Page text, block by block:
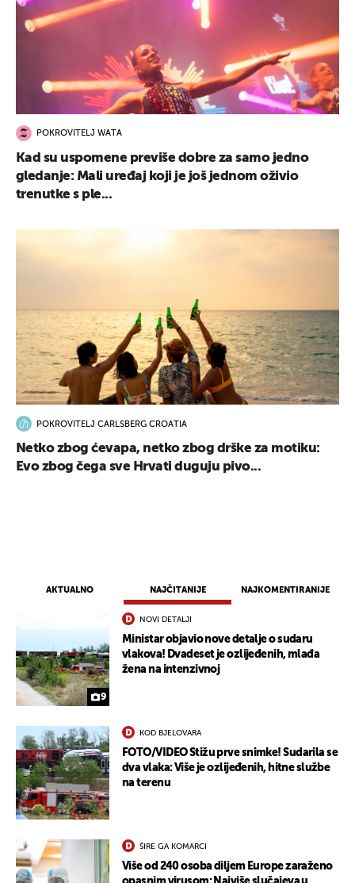
AKTUALNO NAJČITANIJE NAJKOMENTIRANIJE
9
NOVI DETALJI
Ministar objavio nove detalje o sudaru
vlakova! Dvadeset je ozlijeđenih, mlađa
žena na intenzivnoj
KOD BJELOVARA
FOTO/VIDEO Stižu prve snimke! Sudarila se
dva vlaka: Više je ozlijeđenih, hitne službe
na terenu
ŠIRE GA KOMARCI
Više od 240 osoba diljem Europe zaraženo
POKROVITELJ WATA
Kad su uspomene previše dobre za samo jedno
gledanje: Mali uređaj koji je još jednom oživio
trenutke s ple...
POKROVITELJ CARLSBERG CROATIA
Netko zbog ćevapa, netko zbog drške za motiku:
Evo zbog čega sve Hrvati duguju pivo...